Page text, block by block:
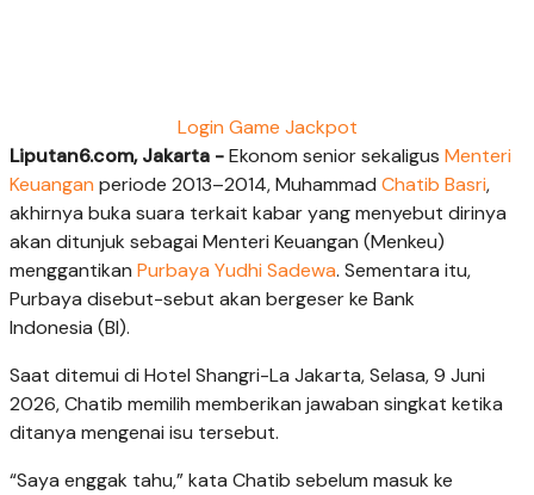
Login Game Jackpot
Liputan6.com, Jakarta -Ekonom senior sekaligus Menteri
Keuangan periode 2013–2014, Muhammad Chatib Basri,
akhirnya buka suara terkait kabar yang menyebut dirinya
akan ditunjuk sebagai Menteri Keuangan (Menkeu)
menggantikan Purbaya Yudhi Sadewa. Sementara itu,
Purbaya disebut-sebut akan bergeser ke Bank
Indonesia (BI).
Saat ditemui di Hotel Shangri-La Jakarta, Selasa, 9 Juni
2026, Chatib memilih memberikan jawaban singkat ketika
ditanya mengenai isu tersebut.
“Saya enggak tahu,” kata Chatib sebelum masuk ke